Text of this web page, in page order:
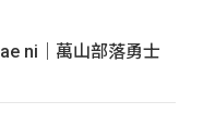
ni｜萬山部落勇士